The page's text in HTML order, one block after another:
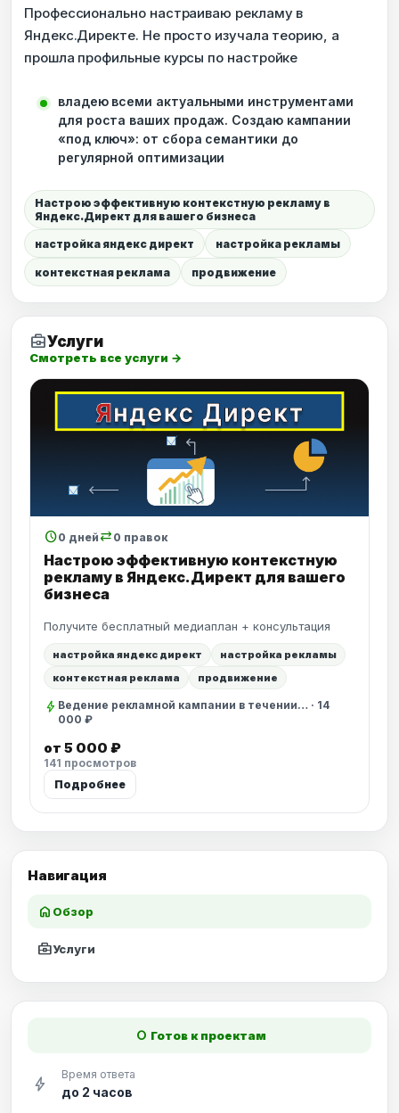
Навигация
home Обзор
business_centerУслуги
Профессионально настраиваю рекламу в
Яндекс.Директе. Не просто изучала теорию, а
прошла профильные курсы по настройке
владею всеми актуальными инструментами
для роста ваших продаж. Создаю кампании
«под ключ»: от сбора семантики до
регулярной оптимизации
Настрою эффективную контекстную рекламу в
Яндекс.Директ для вашего бизнеса
настройка яндекс директ настройка рекламы
контекстная реклама продвижение
business_centerУслуги
Смотреть все услуги →
schedule0 дней sync_alt 0 правок
Настрою эффективную контекстную
рекламу в Яндекс.Директ для вашего
бизнеса
Получите бесплатный медиаплан + консультация
настройка яндекс директ
настройка рекламы
контекстная реклама
продвижение
bolt Ведение рекламной кампании в течении… · 14
000 ₽
от 5 000 ₽
141 просмотров
Подробнее
fiber_manual_record Готов к проектам
bolt Время ответа
до 2 часов